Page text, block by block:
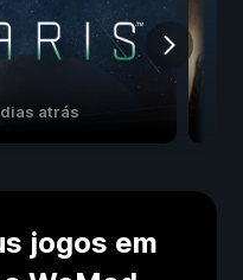
atrás
jogos em